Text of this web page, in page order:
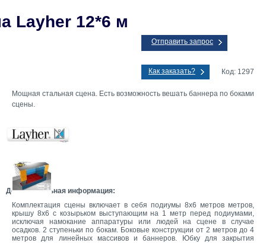
Layher 12*6 м
Отправить запрос
Как заказать? Код: 1297
Мощная стальная сцена. Есть возможность вешать баннера по боками
сцены.
Дополнительная информация:
Комплектация сцены включает в себя подиумы 8x6 метров метров,
крышу 8x6 с козырьком выступающим на 1 метр перед подиумами,
исключая намокание аппаратуры или людей на сцене в случае
осадков. 2 ступеньки по бокам. Боковые конструкции от 2 метров до 4
метров для линейных массивов и баннеров. Юбку для закрытия